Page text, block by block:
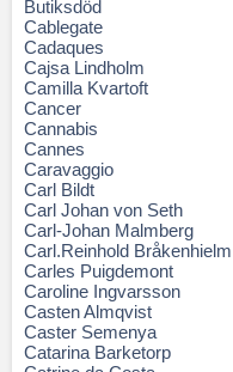
Butiksdöd
Cablegate
Cadaques
Cajsa Lindholm
Camilla Kvartoft
Cancer
Cannabis
Cannes
Caravaggio
Carl Bildt
Carl Johan von Seth
Carl-Johan Malmberg
Carl.Reinhold Bråkenhielm
Carles Puigdemont
Caroline Ingvarsson
Casten Almqvist
Caster Semenya
Catarina Barketorp